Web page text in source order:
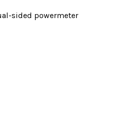
sided powermeter